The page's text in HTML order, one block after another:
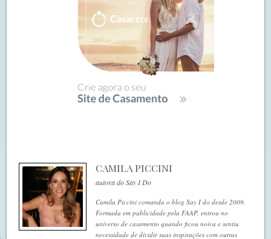
CAMILA PICCINI
autora do Say I Do
Camila Piccini comanda o blog Say I do desde 2009.
Formada em publicidade pela FAAP, entrou no
universo de casamento quando ficou noiva e sentiu
necessidade de dividir suas inspirações com outras